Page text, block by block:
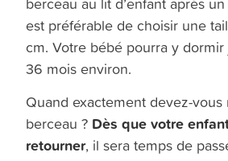
est préférable de choisir une
cm. Votre bébé pourra y dormir
36 mois environ.
Quand exactement devez-
berceau ? Dès que votre
retourner, il sera temps de